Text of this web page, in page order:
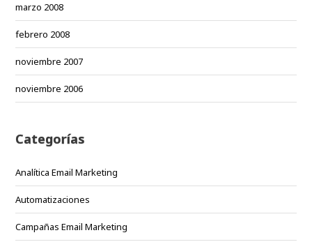
marzo 2008
febrero 2008
noviembre 2007
noviembre 2006
Categorías
Analítica Email Marketing
Automatizaciones
Campañas Email Marketing